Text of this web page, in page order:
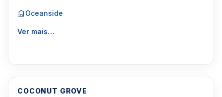
Oceanside
Ver mais…
COCONUT GROVE